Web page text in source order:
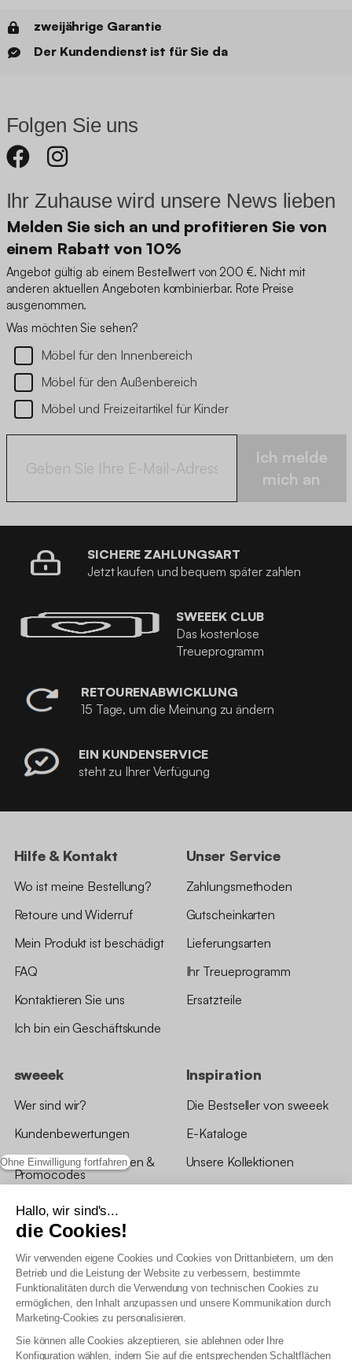
Ohne Einwilligung fortfahren
Hallo, wir sind's...
die Cookies!
Wir verwenden eigene Cookies und Cookies von Drittanbietern, um den
Betrieb und die Leistung der Website zu verbessern, bestimmte
Funktionalitäten durch die Verwendung von technischen Cookies zu
ermöglichen, den Inhalt anzupassen und unsere Kommunikation durch
Marketing-Cookies zu personalisieren.
Sie können alle Cookies akzeptieren, sie ablehnen oder Ihre
Konfiguration wählen, indem Sie auf die entsprechenden Schaltflächen
zweijährige Garantie
Der Kundendienst ist für Sie da
Folgen Sie uns
Ihr Zuhause wird unsere News lieben
Melden Sie sich an und profitieren Sie von
einem Rabatt von 10%
Angebot gültig ab einem Bestellwert von 200 €. Nicht mit
anderen aktuellen Angeboten kombinierbar. Rote Preise
ausgenommen.
Was möchten Sie sehen?
Möbel für den Innenbereich
Möbel für den Außenbereich
Möbel und Freizeitartikel für Kinder
Ich melde
mich an
SICHERE ZAHLUNGSART
Jetzt kaufen und bequem später zahlen
SWEEEK CLUB
Das kostenlose
Treueprogramm
RETOURENABWICKLUNG
15 Tage, um die Meinung zu ändern
EIN KUNDENSERVICE
steht zu Ihrer Verfügung
Hilfe & Kontakt
Wo ist meine Bestellung?
Retoure und Widerruf
Mein Produkt ist beschädigt
FAQ
Kontaktieren Sie uns
Ich bin ein Geschäftskunde
Unser Service
Zahlungsmethoden
Gutscheinkarten
Lieferungsarten
Ihr Treueprogramm
Ersatzteile
sweeek
Wer sind wir?
Kundenbewertungen
*Angebotsbedingungen &
Promocodes
Bewertungen von sweeek
Unsere Geschäfte
Inspiration
Die Bestseller von sweeek
E-Kataloge
Unsere Kollektionen
AGB Treueprogramm